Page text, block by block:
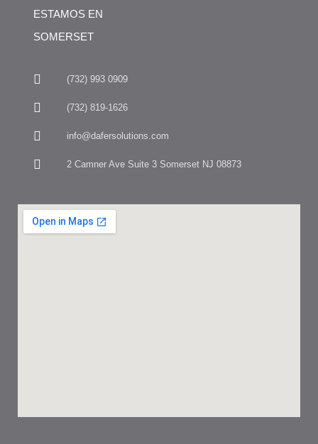
ESTAMOS EN
SOMERSET
(732) 993 0909
(732) 819-1626
info@dafersolutions.com
2 Camner Ave Suite 3 Somerset NJ 08873